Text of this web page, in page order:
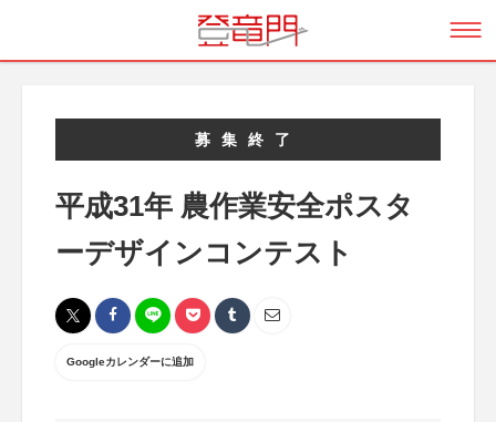
募集終了
平成31年 農作業安全ポスタ
ーデザインコンテスト
Googleカレンダーに追加